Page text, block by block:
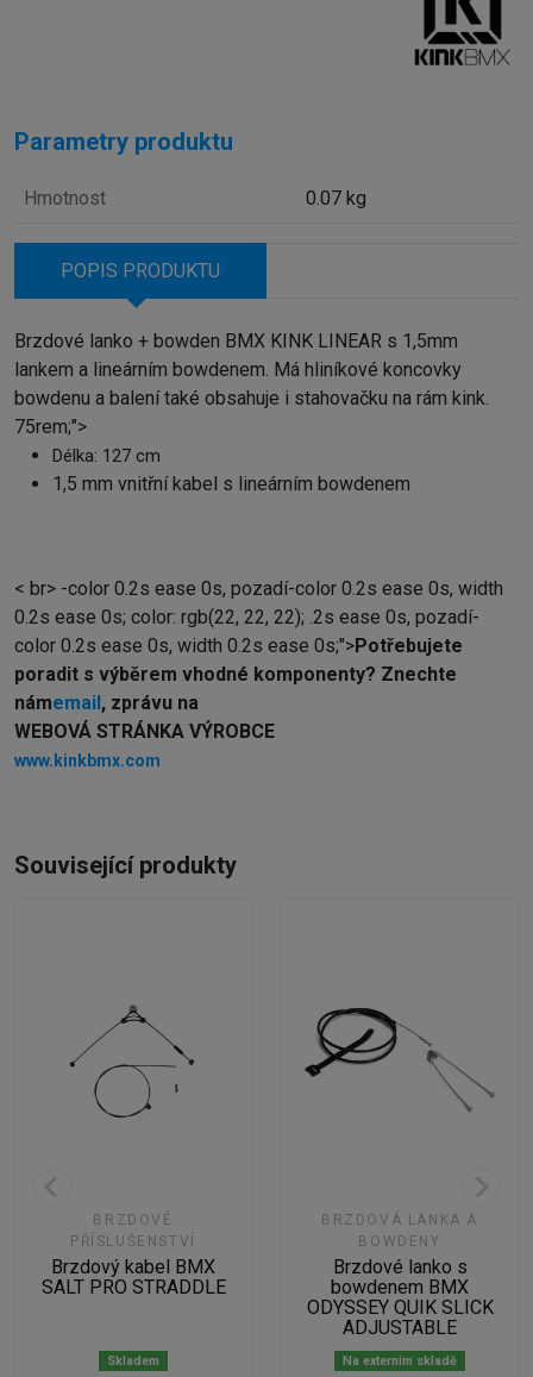
Parametry produktu
Hmotnost 0.07 kg
POPIS PRODUKTU
Brzdové lanko + bowden BMX KINK LINEAR s 1,5mm
lankem a lineárním bowdenem. Má hliníkové koncovky
bowdenu a balení také obsahuje i stahovačku na rám kink.
75rem;">
Délka: 127 cm
1,5 mm vnitřní kabel s lineárním bowdenem
< br> -color 0.2s ease 0s, pozadí-color 0.2s ease 0s, width
0.2s ease 0s; color: rgb(22, 22, 22); .2s ease 0s, pozadí-
color 0.2s ease 0s, width 0.2s ease 0s;">Potřebujete
poradit s výběrem vhodné komponenty? Znechte
námemail, zprávu na
WEBOVÁ STRÁNKA VÝROBCE
www.kinkbmx.com
Související produkty
BRZDOVÉ
PŘÍSLUŠENSTVÍ
Brzdový kabel BMX
SALT PRO STRADDLE
Skladem
BRZDOVÁ LANKA A
BOWDENY
Brzdové lanko s
bowdenem BMX
ODYSSEY QUIK SLICK
ADJUSTABLE
Na externím skladě